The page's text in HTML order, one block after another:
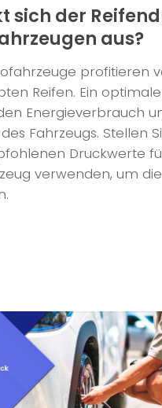
sich der
aus?
profitieren
Reifen. Ein
Energieverbrauch
Fahrzeugs. Stellen
Druckwerte
verwenden, um die